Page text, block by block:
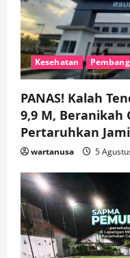
Kesehatan
PANAS! Kalah
9,9 M, Beranikah
Pertaruhkan
wartanusa 5